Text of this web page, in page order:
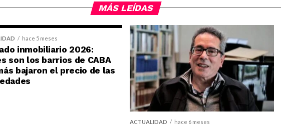
MÁS LEÍDAS
hace 5 meses
inmobiliario 2026:
son los barrios de CABA
bajaron el precio de las
ACTUALIDAD hace 6 meses